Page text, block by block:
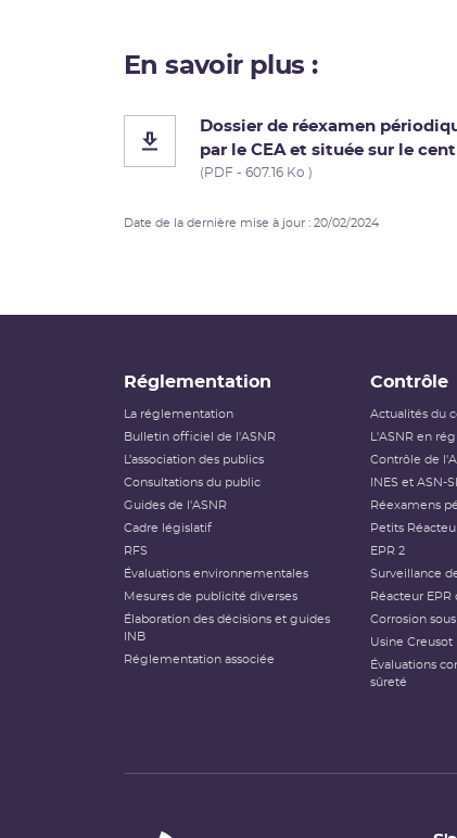
En savoir plus :
Dossier de réexamen
par le CEA et située sur le
(PDF - 607.16 Ko )
Date de la dernière mise à jour : 20/02/2024
Réglementation
La réglementation
Bulletin officiel de l'ASNR
L’association des publics
Consultations du public
Guides de l'ASNR
Cadre législatif
RFS
Évaluations environnementales
Mesures de publicité diverses
Élaboration des décisions et guides
INB
Réglementation associée
Contrôle
Actualités du
L'ASNR en
Contrôle de
INES et ASN-
Réexamens
Petits
EPR 2
Surveillance
Réacteur
Corrosion
Usine Creusot
Évaluations
sûreté